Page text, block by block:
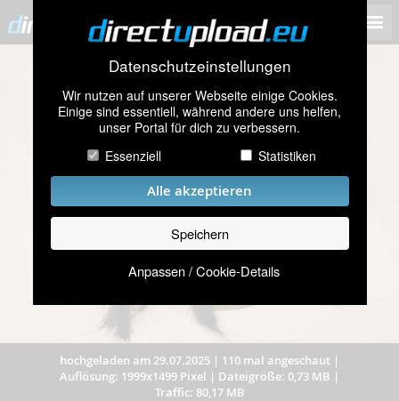
Datenschutzeinstellungen
Wir nutzen auf unserer Webseite einige Cookies.
Einige sind essentiell, während andere uns helfen,
unser Portal für dich zu verbessern.
Essenziell
Statistiken
Alle akzeptieren
Speichern
Anpassen / Cookie-Details
hochgeladen am 29.07.2025 | 110 mal angeschaut |
Auflösung: 1999x1499 Pixel | Dateigröße: 0,73 MB |
Traffic: 80,17 MB